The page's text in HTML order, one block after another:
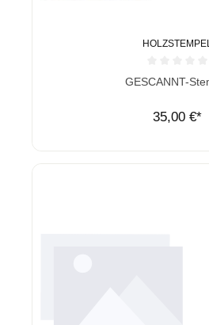
Durchschnittliche Bewertung von
GESCANNT-
35,00 €*